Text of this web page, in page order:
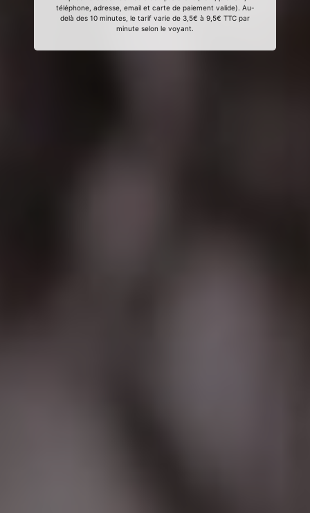
téléphone, adresse, email et carte de paiement valide). Au-
delà des 10 minutes, le tarif varie de 3,5€ à 9,5€ TTC par
minute selon le voyant.